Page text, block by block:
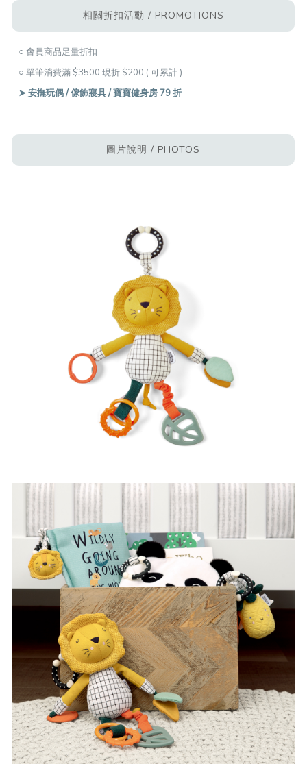
相關折扣活動 / PROMOTIONS
○ 會員商品足量折扣
○ 單筆消費滿 $3500 現折 $200 ( 可累計 )
➤ 安撫玩偶 / 傢飾寢具 / 寶寶健身房 79 折
圖片說明 / PHOTOS